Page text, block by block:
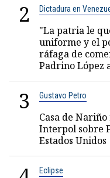
2 Dictadura en
"La patria le
uniforme y el
ráfaga de
Padrino López
3 Gustavo Petro
Casa de
Interpol sobre
Estados Unidos
Eclipse